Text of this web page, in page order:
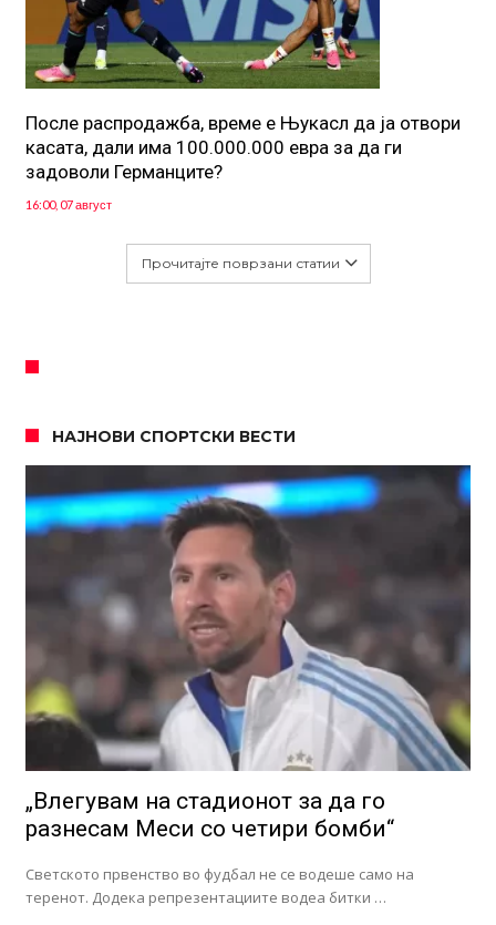
После распродажба, време е Њукасл да ја отвори
касата, дали има 100.000.000 евра за да ги
задоволи Германците?
16:00, 07 август
Прочитајте поврзани статии
НАЈНОВИ СПОРТСКИ ВЕСТИ
„Влегувам на стадионот за да го
разнесам Меси со четири бомби“
Светското првенство во фудбал не се водеше само на
теренот. Додека репрезентациите водеа битки …